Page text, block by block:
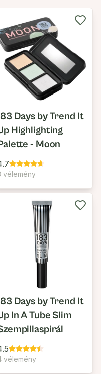
Days by Trend It
Highlighting
- Moon
vélemény
Days by Trend It
In A Tube Slim
vélemény